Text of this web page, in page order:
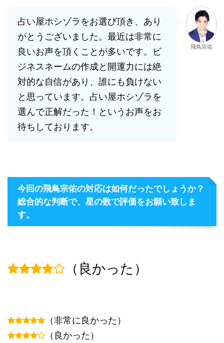
占い屋ホシゾラをお選び頂き、あり
がとうございました。最近は非常に
良いお声を頂くことが多いです。ビ
ジネスネームの作成と開運力には絶
対的な自信があり、誰にも負けない
と思っています。占い屋ホシゾラを
選んで正解だった！というお声をお
待ちしております。
飛鳥宗佑
今回の飛鳥宗佑の対応は如何だったでしょうか？
総合的な判断で、星の数で評価をお願い致しま
す。
（良かった）
（非常に良かった）
（良かった）